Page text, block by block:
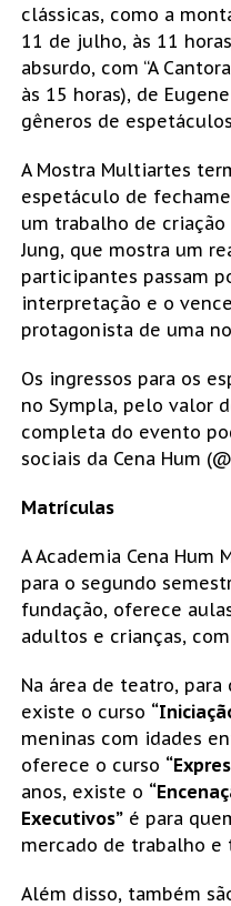
clássicas, como a
11 de julho, às 11
absurdo, com “A
às 15 horas), de
gêneros de
A Mostra Multiartes
espetáculo de
um trabalho de
Jung, que mostra um
participantes passam
interpretação e o
protagonista de uma
Os ingressos para os
no Sympla, pelo valor
completa do evento
sociais da Cena Hum
Matrículas
A Academia Cena
para o segundo
fundação, oferece
adultos e crianças,
Na área de teatro, para
existe o curso
meninas com idades
oferece o curso
anos, existe o
Executivos”é para
mercado de trabalho e
Além disso, também